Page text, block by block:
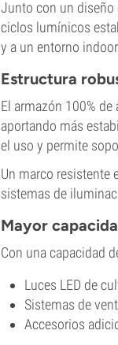
Junto con un diseño
ciclos lumínicos
y a un entorno
Estructura
El armazón 100%
aportando más
el uso y permite
Un marco resistente
sistemas de
Mayor
Con una capacidad
Luces LED de
Sistemas de
Accesorios